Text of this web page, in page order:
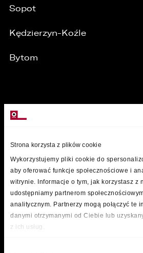
Strona korzysta z plików cookie
Wykorzystujemy pliki cookie do
aby oferować funkcje społecznościowe i
witrynie. Informacje o tym, jak korzystasz z
udostępniamy partnerom
analitycznym. Partnerzy mogą połączyć te
danymi otrzymanymi od Ciebie lub
z ich usług.
Sopot
Kędzierzyn-Koźle
Bytom
MARKI